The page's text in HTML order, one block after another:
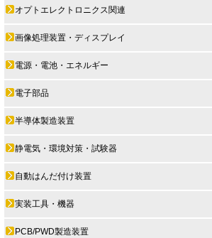
オプトエレクトロニクス関連
画像処理装置・ディスプレイ
電源・電池・エネルギー
電子部品
半導体製造装置
静電気・環境対策・試験器
自動はんだ付け装置
実装工具・機器
PCB/PWD製造装置